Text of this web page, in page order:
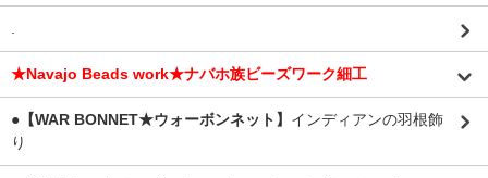
.
★Navajo Beads work★ナバホ族ビーズワーク細工
●【WAR BONNET★ウォーボンネット】 インディアンの羽根飾
り